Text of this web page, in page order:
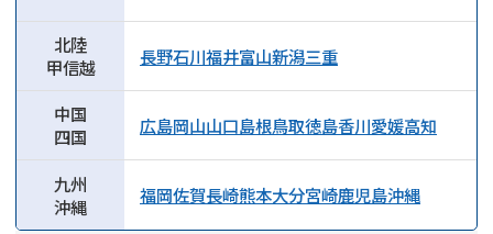
北陸
甲信越
長野石川福井富山新潟三重
中国
四国
広島岡山山口島根鳥取徳島香川愛媛高知
九州
沖縄
福岡佐賀長崎熊本大分宮崎鹿児島沖縄